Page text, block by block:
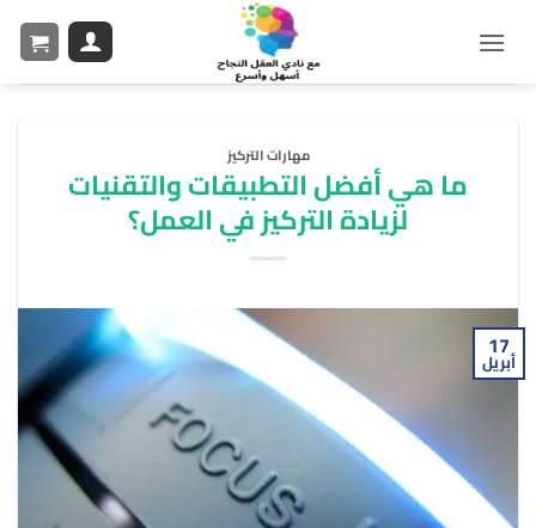
مهارات التركيز
ما هي أفضل التطبيقات والتقنيات
لزيادة التركيز في العمل؟
17
أبريل